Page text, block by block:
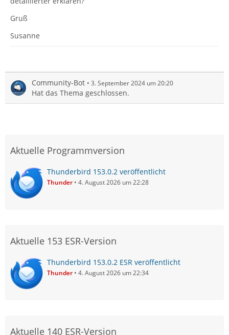
Gruß
Susanne
Community-Bot 3. September 2024 um 20:20
Hat das Thema geschlossen.
Aktuelle Programmversion
Thunderbird 153.0.2 veröffentlicht
Thunder 4. August 2026 um 22:28
Aktuelle 153 ESR-Version
Thunderbird 153.0.2 ESR veröffentlicht
Thunder 4. August 2026 um 22:34
Aktuelle 140 ESR-Version